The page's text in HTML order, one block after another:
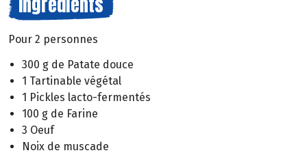
Pour 2 personnes
300 g de Patate douce
1 Tartinable végétal
1 Pickles lacto-fermentés
100 g de Farine
3 Oeuf
Noix de muscade